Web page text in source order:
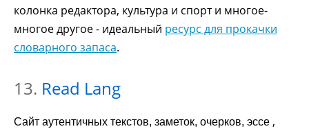
колонка редактора, культура и спорт и многое-
многое другое - идеальный ресурс для прокачки
словарного запаса.
13. Read Lang
Сайт аутентичных текстов, заметок, очерков, эссе ,